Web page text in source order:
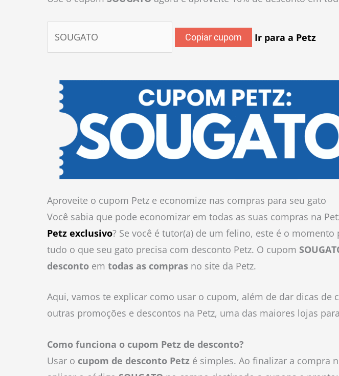
Copiar cupom Ir para a Petz
Aproveite o cupom Petz e economize nas compras para seu gato
Você sabia que pode economizar em todas as suas compras na
Petz exclusivo? Se você é tutor(a) de um felino, este é o
tudo o que seu gato precisa com desconto Petz. O cupom
desconto em todas as compras no site da Petz.
Aqui, vamos te explicar como usar o cupom, além de dar dicas de
outras promoções e descontos na Petz, uma das maiores lojas
Como funciona o cupom Petz de desconto?
Usar o cupom de desconto Petz é simples. Ao finalizar a compra